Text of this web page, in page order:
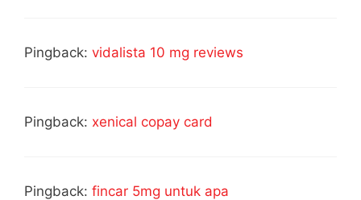
Pingback: vidalista 10 mg reviews
Pingback: xenical copay card
Pingback: fincar 5mg untuk apa